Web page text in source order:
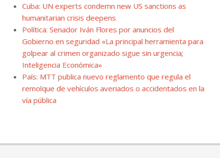
Cuba: UN experts condemn new US sanctions as
humanitarian crisis deepens
Política: Senador Iván Flores por anuncios del
Gobierno en seguridad «La principal herramienta para
golpear al crimen organizado sigue sin urgencia;
Inteligencia Económica»
País: MTT publica nuevo reglamento que regula el
remolque de vehículos averiados o accidentados en la
vía pública